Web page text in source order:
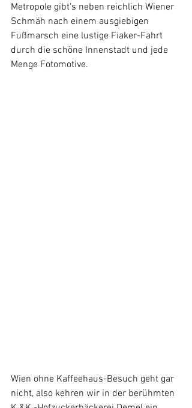
Metropole gibt’s neben reichlich Wiener
Schmäh nach einem ausgiebigen
Fußmarsch eine lustige Fiaker-Fahrt
durch die schöne Innenstadt und jede
Menge Fotomotive.
Wien ohne Kaffeehaus-Besuch geht gar
nicht, also kehren wir in der berühmten